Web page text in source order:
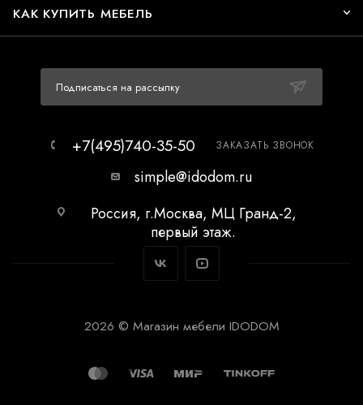
КАК КУПИТЬ МЕБЕЛЬ
Подписаться на рассылку
+7(495)740-35-50 ЗАКАЗАТЬ ЗВОНОК
simple@idodom.ru
Россия, г.Москва, МЦ Гранд-2,
первый этаж.
2026 © Магазин мебели IDODOM